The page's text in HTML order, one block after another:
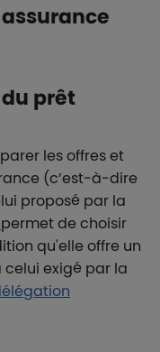
prêt
les offres et
(c’est-à-dire
proposé par la
permet de choisir
qu'elle offre un
exigé par la